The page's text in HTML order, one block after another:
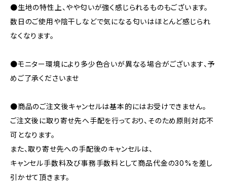
●生地の特性上、やや匂いが強く感じられるものもございます。
数日のご使用や陰干しなどで気になる匂いはほとんど感じられ
なくなります。
●モニター環境により多少色合いが異なる場合がございます、予
めご了承くださいませ
●商品のご注文後キャンセルは基本的にはお受けできません。
ご注文後に取り寄せ先へ手配を行っており、そのため原則対応不
可となります。
また、取り寄せ先への手配後のキャンセルは、
キャンセル手数料及び事務手数料として商品代金の30%を差し
引かせて頂きます。